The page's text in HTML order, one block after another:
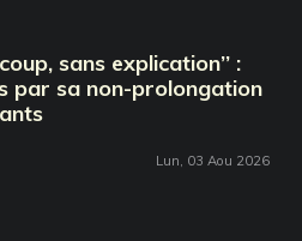
sans explication’’ :
par sa non-prolongation
Lun, 03 Aou 2026